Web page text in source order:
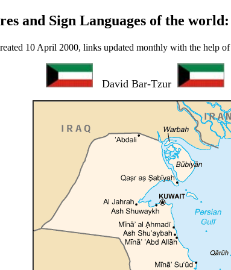
10 April 2000, links updated monthly with the help of
David Bar-Tzur